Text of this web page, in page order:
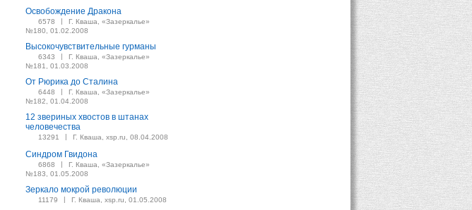
Освобождение Дракона
6578 |
Г. Кваша, «Зазеркалье»
№180, 01.02.2008
Высокочувствительные гурманы
6343 |
Г. Кваша, «Зазеркалье»
№181, 01.03.2008
От Рюрика до Сталина
6448 |
Г. Кваша, «Зазеркалье»
№182, 01.04.2008
12 звериных хвостов в штанах
человечества
13291 | Г. Кваша, xsp.ru, 08.04.2008
Синдром Гвидона
6868 |
Г. Кваша, «Зазеркалье»
№183, 01.05.2008
Зеркало мокрой революции
11179 | Г. Кваша, xsp.ru, 01.05.2008